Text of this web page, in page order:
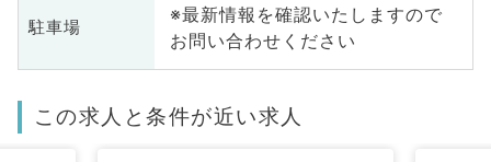
駐車場
※最新情報を確認いたしますので
お問い合わせください
この求人と条件が近い求人